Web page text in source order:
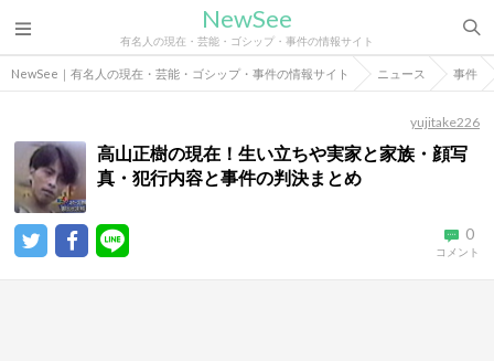
NewSee
有名人の現在・芸能・ゴシップ・事件の情報サイト
NewSee｜有名人の現在・芸能・ゴシップ・事件の情報サイト ニュース 事件
yujitake226
高山正樹の現在！生い立ちや実家と家族・顔写
真・犯行内容と事件の判決まとめ
0
コメント